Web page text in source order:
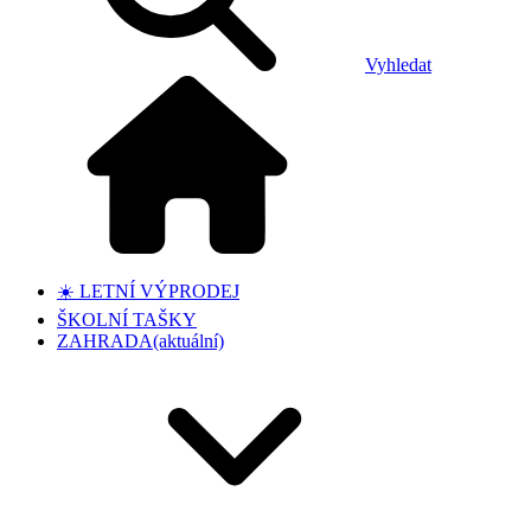
Vyhledat
☀️ LETNÍ VÝPRODEJ
ŠKOLNÍ TAŠKY
ZAHRADA(aktuální)